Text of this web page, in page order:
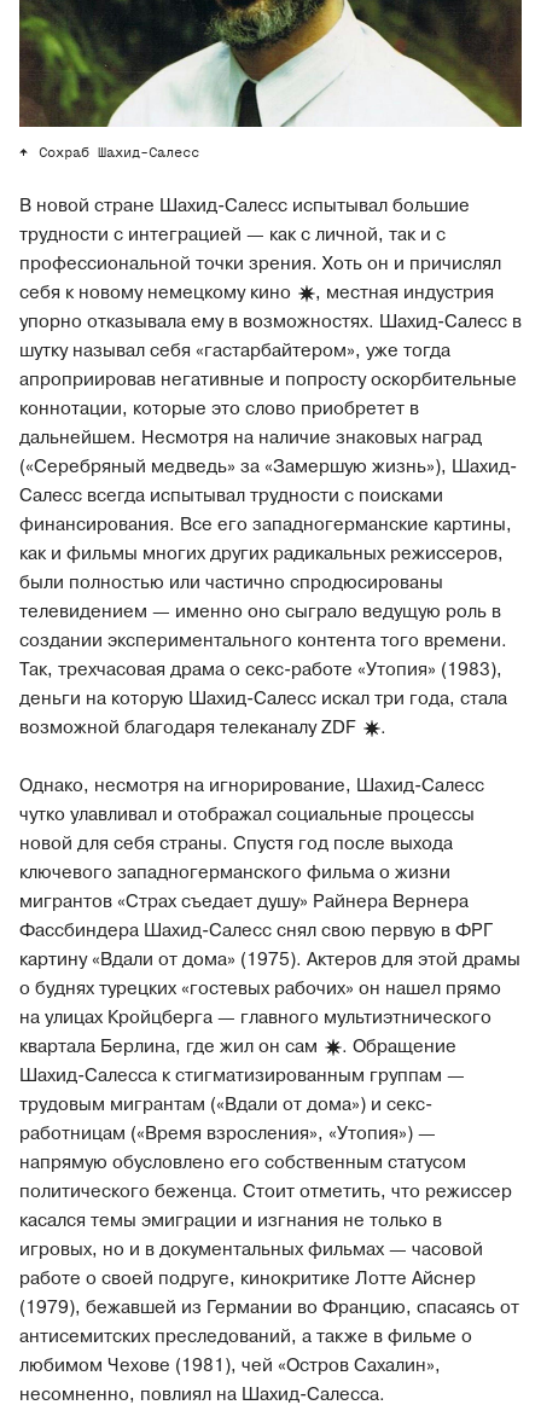
Сохраб Шахид-Салесс
В новой стране Шахид-Салесс испытывал большие
трудности с интеграцией — как с личной, так и с
профессиональной точки зрения. Хоть он и причислял
себя к новому немецкомукино
, местная индустрия
упорно отказывала ему в возможностях. Шахид-Салесс в
шутку называл себя «гастарбайтером», уже тогда
апроприировав негативные и попросту оскорбительные
коннотации, которые это слово приобретет в
дальнейшем. Несмотря на наличие знаковых наград
(«Серебряный медведь» за «Замершую жизнь»), Шахид-
Салесс всегда испытывал трудности с поисками
финансирования. Все его западногерманские картины,
как и фильмы многих других радикальных режиссеров,
были полностью или частично спродюсированы
телевидением — именно оно сыграло ведущую роль в
создании экспериментального контента того времени.
Так, трехчасовая драма о секс-работе «Утопия» (1983),
деньги на которую Шахид-Салесс искал три года, стала
возможной благодаря телеканалуZDF .
Однако, несмотря на игнорирование, Шахид-Салесс
чутко улавливал и отображал социальные процессы
новой для себя страны. Спустя год после выхода
ключевого западногерманского фильма о жизни
мигрантов «Страх съедает душу» Райнера Вернера
Фассбиндера Шахид-Салесс снял свою первую в ФРГ
картину «Вдали от дома» (1975). Актеров для этой драмы
о буднях турецких «гостевых рабочих» он нашел прямо
на улицах Кройцберга — главного мультиэтнического
квартала Берлина, где жил он сам
. Обращение
Шахид-Салесса к стигматизированным группам —
трудовым мигрантам («Вдали от дома») и секс-
работницам («Время взросления», «Утопия») —
напрямую обусловлено его собственным статусом
политического беженца. Стоит отметить, что режиссер
касался темы эмиграции и изгнания не только в
игровых, но и в документальных фильмах — часовой
работе о своей подруге, кинокритике Лотте Айснер
(1979), бежавшей из Германии во Францию, спасаясь от
антисемитских преследований, а также в фильме о
любимом Чехове (1981), чей «Остров Сахалин»,
несомненно, повлиял на Шахид-Салесса.